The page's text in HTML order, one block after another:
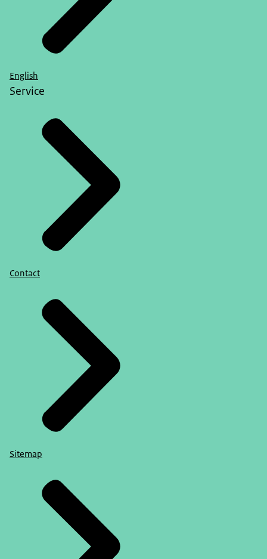
English
Service
Contact
Sitemap